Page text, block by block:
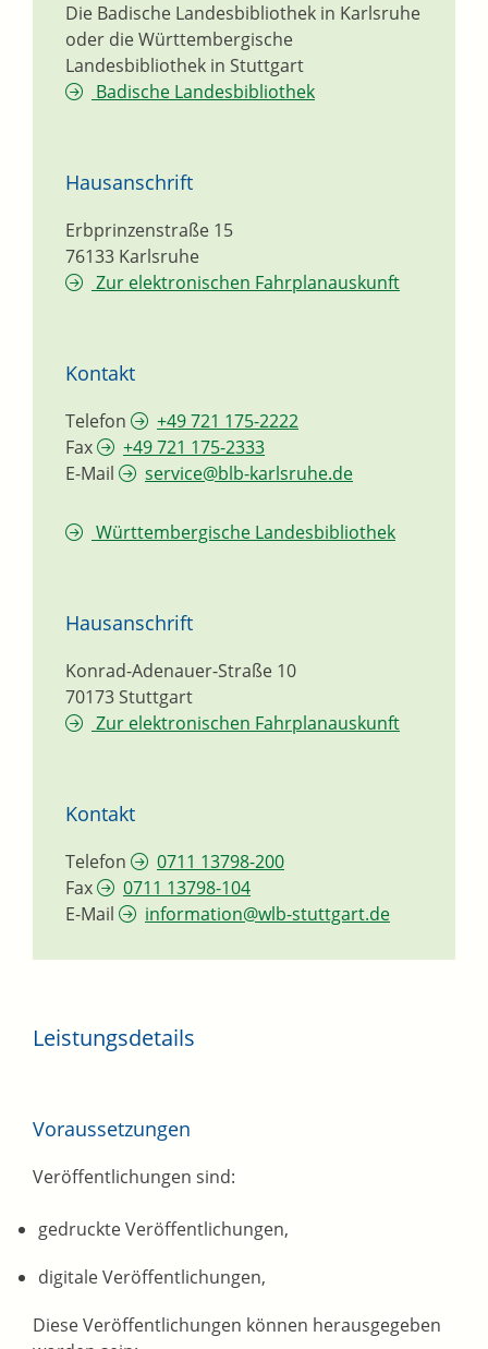
Die Badische Landesbibliothek in Karlsruhe
oder die Württembergische
Landesbibliothek in Stuttgart
Badische Landesbibliothek
Hausanschrift
Erbprinzenstraße 15
76133 Karlsruhe
Zur elektronischen Fahrplanauskunft
Kontakt
Telefon
+49 721 175-2222
Fax
+49 721 175-2333
E-Mail
service@blb-karlsruhe.de
Württembergische Landesbibliothek
Hausanschrift
Konrad-Adenauer-Straße 10
70173Stuttgart
Zur elektronischen Fahrplanauskunft
Kontakt
Telefon
0711 13798-200
Fax
0711 13798-104
E-Mail
information@wlb-stuttgart.de
Leistungsdetails
Voraussetzungen
Veröffentlichungen sind:
gedruckte Veröffentlichungen,
digitale Veröffentlichungen,
Diese Veröffentlichungen können herausgegeben